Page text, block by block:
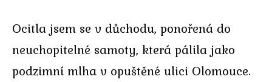
Ocitla jsem se v důchodu, ponořená do
neuchopitelné samoty, která pálila jako
podzimní mlha v opuštěné ulici Olomouce.